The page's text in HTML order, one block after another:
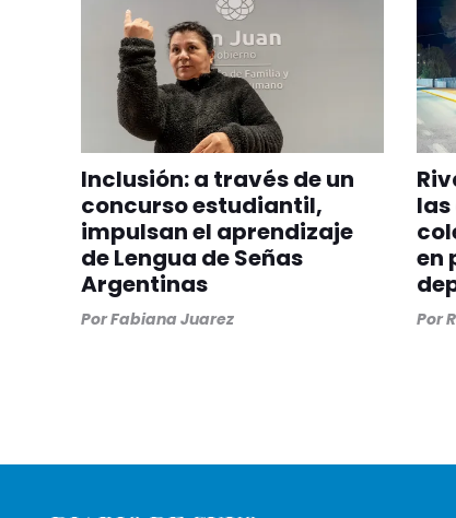
Inclusión: a través de un
concurso estudiantil,
impulsan el aprendizaje
de Lengua de Señas
Argentinas
PorFabiana Juarez
en
Por